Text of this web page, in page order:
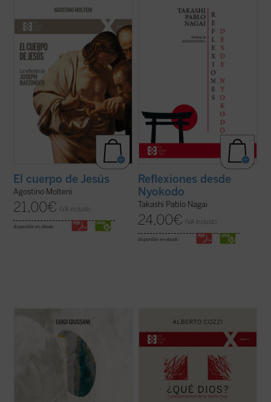
simples como profundas: ¿qué significa
que Jesús tuvo un cuerpo como el nuestro?
¿Cómo pensó Joseph Ratzinger el cuerpo
de Jesús? No como un detalle más de la fe
cristiana, sino como una clave para ...
ficha)
El cuerpo de Jesús
Agostino Molteni
21,00€ IVA incluido
disponible en ebook:
serie de escritos breves, meditaciones y
cartas suyas que conforman una obra
valiosísima para seguir, a través de una
intimidad familiar con él, los pasos de
Takashi hacia el encuentro final con ...
Reflexiones desde
Nyokodo
Takashi Pablo Nagai
24,00€ IVA incluido
disponible en ebook:
este tercer y último volumen dedicado a la
caridad, junto con su condición esencial, el
sacrificio, y su consecuencia práctica, la
(ver ficha)
sobre Dios no es meramente un ejercicio
intelectual, sino una apertura, un desafío a
ampliar nuestra comprensión de la
experiencia humana....(ver ficha)